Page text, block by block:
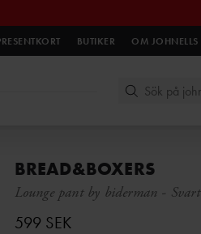
BUTIKER OM JOHNELLS
BREAD&BOXERS
Lounge pant by biderman - Svart
599 SEK